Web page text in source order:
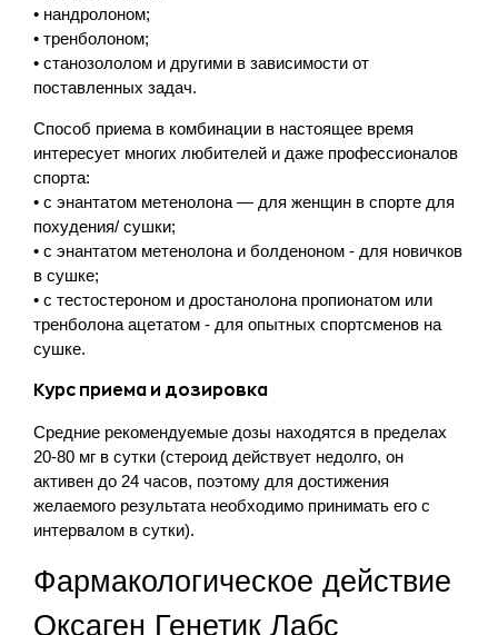
• нандролоном;
• тренболоном;
• станозололом и другими в зависимости от
поставленных задач.
Способ приема в комбинации в настоящее время
интересует многих любителей и даже профессионалов
спорта:
• с энантатом метенолона — для женщин в спорте для
похудения/ сушки;
• с энантатом метенолона и болденоном - для новичков
в сушке;
• с тестостероном и дростанолона пропионатом или
тренболона ацетатом - для опытных спортсменов на
сушке.
Курс приема и дозировка
Средние рекомендуемые дозы находятся в пределах
20-80 мг в сутки (стероид действует недолго, он
активен до 24 часов, поэтому для достижения
желаемого результата необходимо принимать его с
интервалом в сутки).
Фармакологическое действие
Оксаген Генетик Лабс